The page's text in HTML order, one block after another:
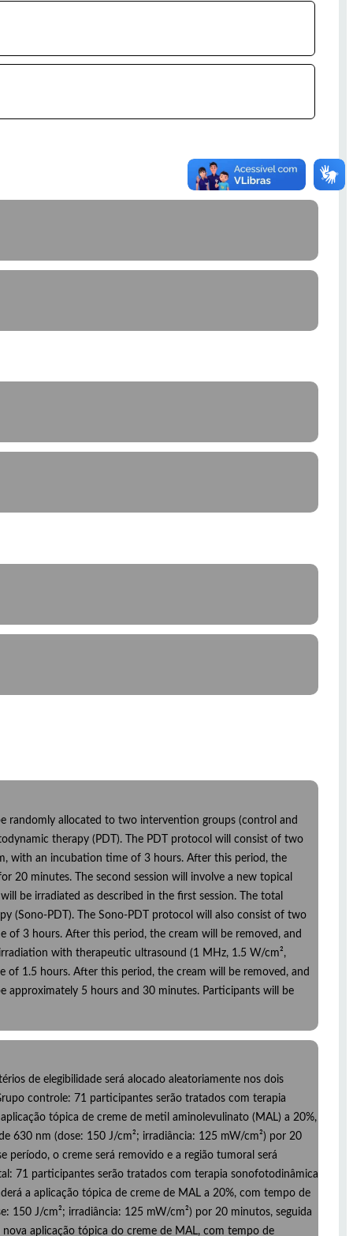
randomly allocated to two intervention groups (control and
therapy (PDT). The PDT protocol will consist of two
with an incubation time of 3 hours. After this period, the
20 minutes. The second session will involve a new topical
be irradiated as described in the first session. The total
(Sono-PDT). The Sono-PDT protocol will also consist of two
of 3 hours. After this period, the cream will be removed, and
with therapeutic ultrasound (1 MHz, 1.5 W/cm²,
1.5 hours. After this period, the cream will be removed, and
5 hours and 30 minutes. Participants will be
de elegibilidade será alocado aleatoriamente nos dois
controle: 71 participantes serão tratados com terapia
tópica de creme de metil aminolevulinato (MAL) a 20%,
630 nm (dose: 150 J/cm²; irradiância: 125 mW/cm²) por 20
período, o creme será removido e a região tumoral será
71 participantes serão tratados com terapia sonofotodinâmica
a aplicação tópica de creme de MAL a 20%, com tempo de
150 J/cm²; irradiância: 125 mW/cm²) por 20 minutos, seguida
aplicação tópica do creme de MAL, com tempo de